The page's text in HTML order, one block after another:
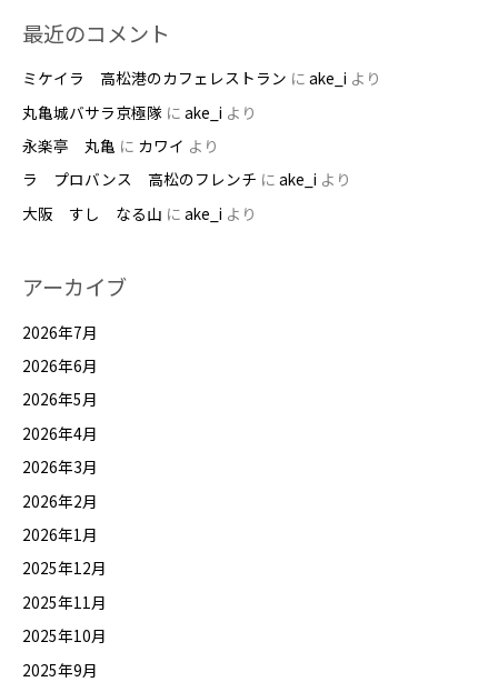
ジ
最近のコメント
ミケイラ 高松港のカフェレストラン に ake_i より
丸亀城バサラ京極隊 に ake_i より
永楽亭 丸亀 に カワイ より
ラ プロバンス 高松のフレンチ に ake_i より
大阪 すし なる山 に ake_i より
アーカイブ
2026年7月
2026年6月
2026年5月
2026年4月
2026年3月
2026年2月
2026年1月
2025年12月
2025年11月
2025年10月
2025年9月